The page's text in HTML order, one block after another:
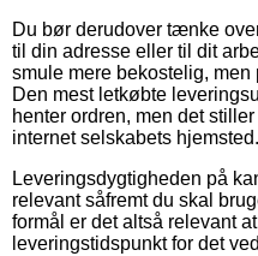
Du bør derudover tænke
til din adresse eller til dit
smule mere bekostelig,
Den mest letkøbte
henter ordren, men det
internet selskabets hjemsted.
Leveringsdygtigheden på
relevant såfremt du skal
formål er det altså relevant
leveringstidspunkt for det